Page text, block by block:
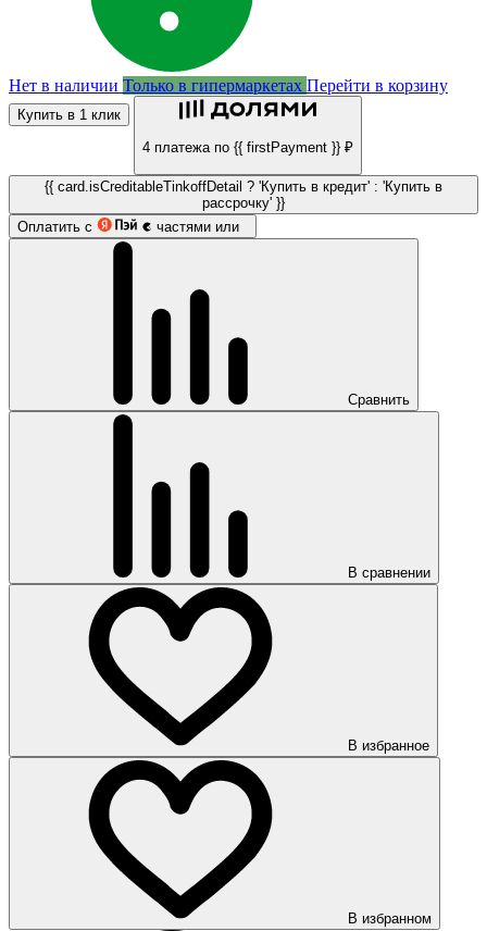
Нет в наличии Только в гипермаркетах Перейти в корзину
Купить в 1 клик
4 платежа по {{ firstPayment }} ₽
{{ card.isCreditableTinkoffDetail ? 'Купить в кредит' : 'Купить в
рассрочку' }}
Оплатить с
частями или
Сравнить
В сравнении
В избранное
В избранном